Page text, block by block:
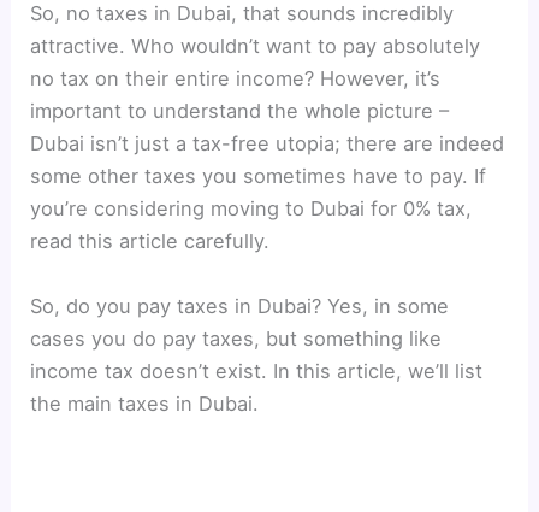
So, no taxes in Dubai, that sounds incredibly
attractive. Who wouldn’t want to pay absolutely
no tax on their entire income? However, it’s
important to understand the whole picture –
Dubai isn’t just a tax-free utopia; there are indeed
some other taxes you sometimes have to pay. If
you’re considering moving to Dubai for 0% tax,
read this article carefully.
So, do you pay taxes in Dubai? Yes, in some
cases you do pay taxes, but something like
income tax doesn’t exist. In this article, we’ll list
the main taxes in Dubai.